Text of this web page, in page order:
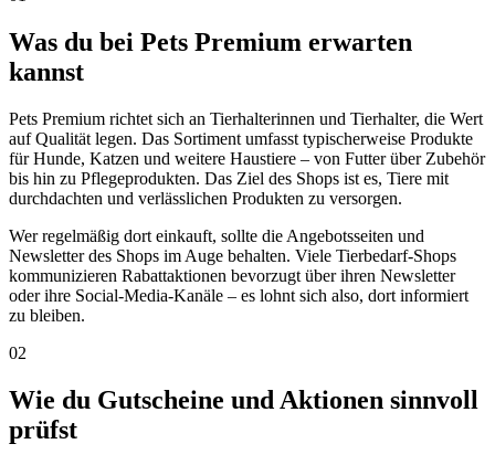
Was du bei Pets Premium erwarten
kannst
Pets Premium richtet sich an Tierhalterinnen und Tierhalter, die Wert
auf Qualität legen. Das Sortiment umfasst typischerweise Produkte
für Hunde, Katzen und weitere Haustiere – von Futter über Zubehör
bis hin zu Pflegeprodukten. Das Ziel des Shops ist es, Tiere mit
durchdachten und verlässlichen Produkten zu versorgen.
Wer regelmäßig dort einkauft, sollte die Angebotsseiten und
Newsletter des Shops im Auge behalten. Viele Tierbedarf-Shops
kommunizieren Rabattaktionen bevorzugt über ihren Newsletter
oder ihre Social-Media-Kanäle – es lohnt sich also, dort informiert
zu bleiben.
02
Wie du Gutscheine und Aktionen sinnvoll
prüfst